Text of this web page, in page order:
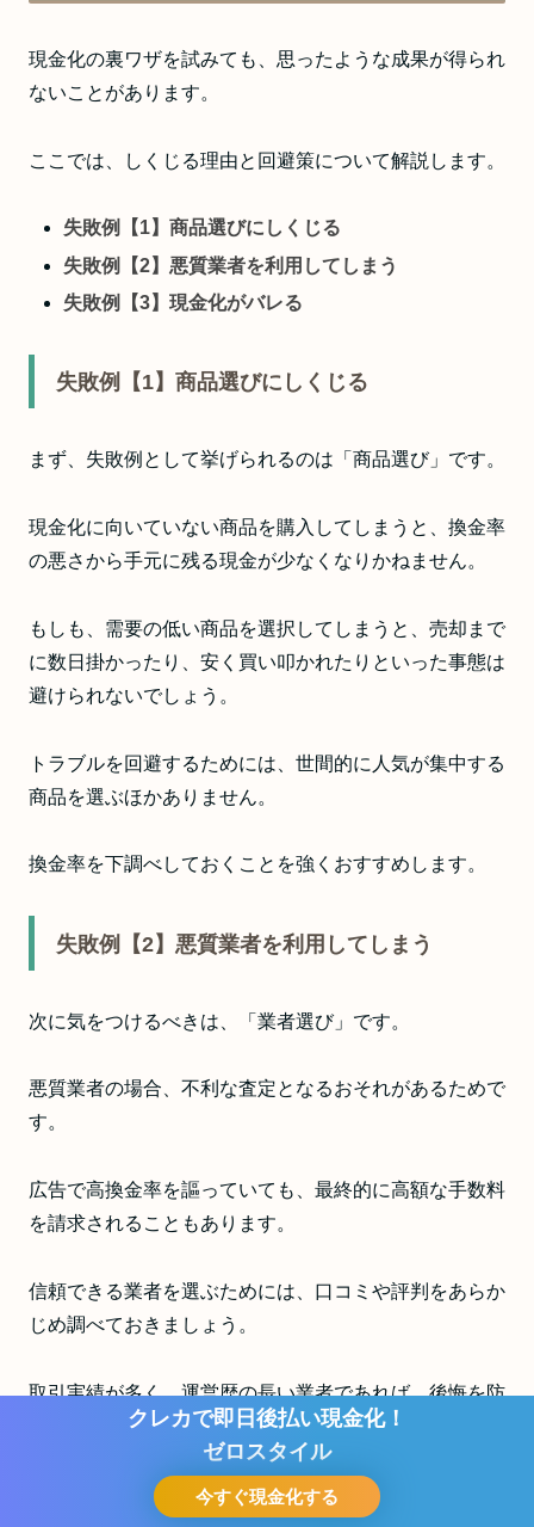
現金化の裏ワザを試みても、思ったような成果が得られ
ないことがあります。
ここでは、しくじる理由と回避策について解説します。
失敗例【1】商品選びにしくじる
失敗例【2】悪質業者を利用してしまう
失敗例【3】現金化がバレる
失敗例【1】商品選びにしくじる
まず、失敗例として挙げられるのは「商品選び」です。
現金化に向いていない商品を購入してしまうと、換金率
の悪さから手元に残る現金が少なくなりかねません。
もしも、需要の低い商品を選択してしまうと、売却まで
に数日掛かったり、安く買い叩かれたりといった事態は
避けられないでしょう。
トラブルを回避するためには、世間的に人気が集中する
商品を選ぶほかありません。
換金率を下調べしておくことを強くおすすめします。
失敗例【2】悪質業者を利用してしまう
次に気をつけるべきは、「業者選び」です。
悪質業者の場合、不利な査定となるおそれがあるためで
す。
広告で高換金率を謳っていても、最終的に高額な手数料
を請求されることもあります。
信頼できる業者を選ぶためには、口コミや評判をあらか
じめ調べておきましょう。
取引実績が多く、運営歴の長い業者であれば、後悔を防
げるはずです。
失敗例【3】現金化がバレる
クレカで即日後払い現金化！
ゼロスタイル
今すぐ現金化する